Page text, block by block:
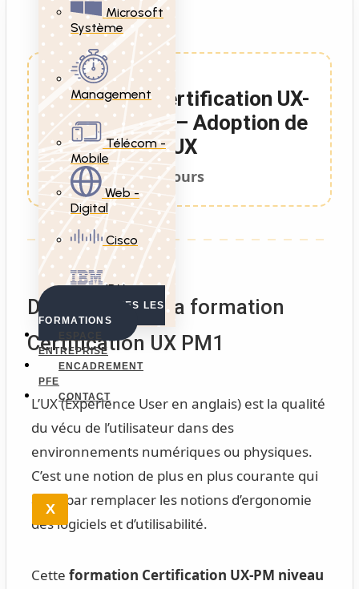
Microsoft
Système
Management
Télécom -
Mobile
Web -
Digital
Cisco
IBM
VOIR TOUTES LES
FORMATIONS
ENTREPRISE
ENCADREMENT
PFE
CONTACT
X
Formation Certification UX-
PM Niveau 1 – Adoption de
l’UX
2 Jours
Description de la formation
Certification UX PM1
L’UX (Experience User en anglais) est la qualité
du vécu de l’utilisateur dans des
environnements numériques ou physiques.
C’est une notion de plus en plus courante qui
a fini par remplacer les notions d’ergonomie
des logiciels et d’utilisabilité.
Cette formation Certification UX-PM niveau